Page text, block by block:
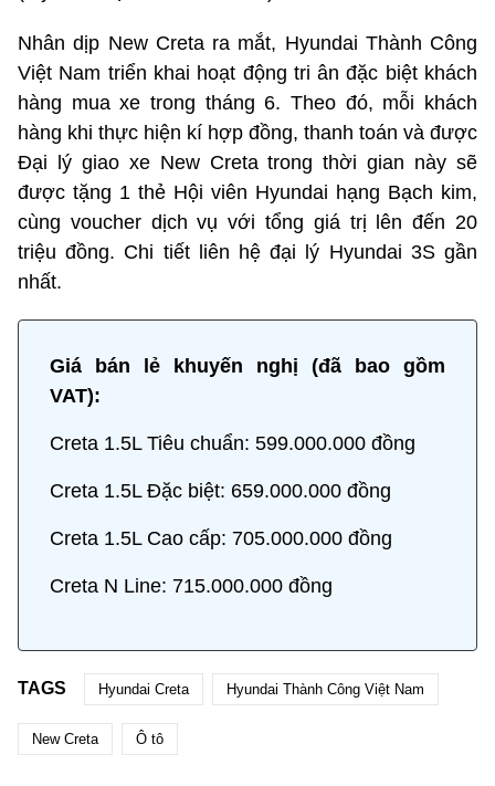
Nhân dịp New Creta ra mắt, Hyundai Thành Công
Việt Nam triển khai hoạt động tri ân đặc biệt khách
hàng mua xe trong tháng 6. Theo đó, mỗi khách
hàng khi thực hiện kí hợp đồng, thanh toán và được
Đại lý giao xe New Creta trong thời gian này sẽ
được tặng 1 thẻ Hội viên Hyundai hạng Bạch kim,
cùng voucher dịch vụ với tổng giá trị lên đến 20
triệu đồng. Chi tiết liên hệ đại lý Hyundai 3S gần
nhất.
Giá bán lẻ khuyến nghị (đã bao gồm
VAT):
Creta 1.5L Tiêu chuẩn: 599.000.000 đồng
Creta 1.5L Đặc biệt: 659.000.000 đồng
Creta 1.5L Cao cấp: 705.000.000 đồng
Creta N Line: 715.000.000 đồng
TAGS Hyundai Creta Hyundai Thành Công Việt Nam
New Creta Ô tô